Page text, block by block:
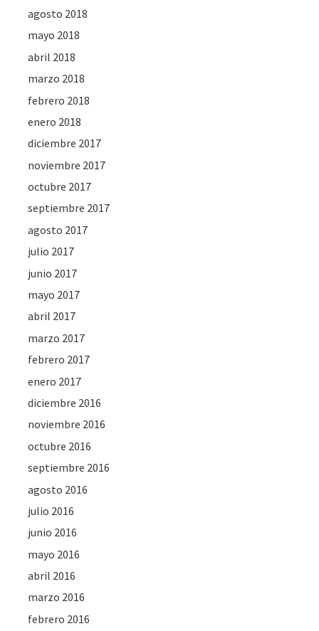
agosto 2018
mayo 2018
abril 2018
marzo 2018
febrero 2018
enero 2018
diciembre 2017
noviembre 2017
octubre 2017
septiembre 2017
agosto 2017
julio 2017
junio 2017
mayo 2017
abril 2017
marzo 2017
febrero 2017
enero 2017
diciembre 2016
noviembre 2016
octubre 2016
septiembre 2016
agosto 2016
julio 2016
junio 2016
mayo 2016
abril 2016
marzo 2016
febrero 2016